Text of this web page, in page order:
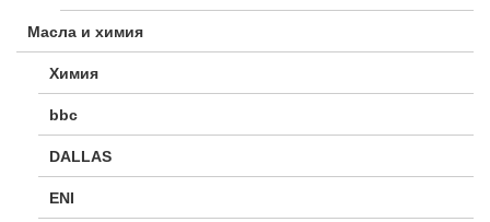
Масла и химия
Химия
bbc
DALLAS
ENI